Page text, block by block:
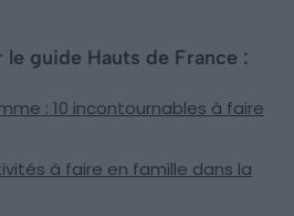
le guide Hauts de France :
: 10 incontournables à faire
à faire en famille dans la